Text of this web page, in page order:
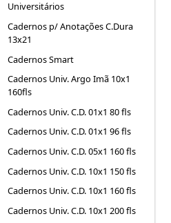
Universitários
Cadernos p/ Anotações C.Dura
13x21
Cadernos Smart
Cadernos Univ. Argo Imã 10x1
160fls
Cadernos Univ. C.D. 01x1 80 fls
Cadernos Univ. C.D. 01x1 96 fls
Cadernos Univ. C.D. 05x1 160 fls
Cadernos Univ. C.D. 10x1 150 fls
Cadernos Univ. C.D. 10x1 160 fls
Cadernos Univ. C.D. 10x1 200 fls